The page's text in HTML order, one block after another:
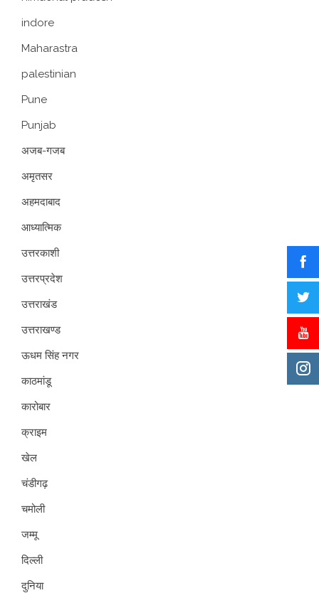
indore
Maharastra
palestinian
Pune
Punjab
अजब-गजब
अमृतसर
अहमदाबाद
आध्यात्मिक
उत्तरकाशी
उत्तरप्रदेश
उत्तराखंड
उत्तराखण्ड
ऊधम सिंह नगर
काठमांडू
कारोबार
क्राइम
खेल
चंडीगढ़
चमोली
जम्मू
दिल्ली
दुनिया